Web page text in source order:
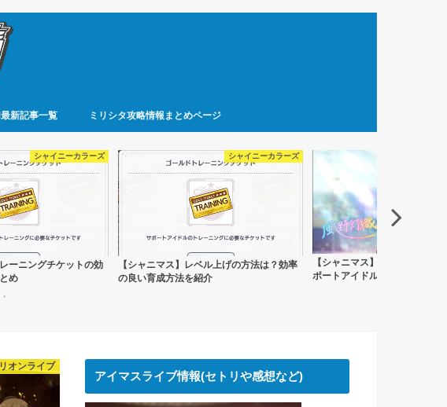
新記事一覧 ミリシタ攻略情報まとめページ
シャイニーカラーズ
ル上げの方法は？効率
介
シャイニーカラーズ
【シャニマス】プロデュースアイドルとサ
ポートアイドルの違いは？
【シャニマス】リセマラの効
紹介！終了条件は？
オンライブ
アイマスライブ情報(セトリや感想など)